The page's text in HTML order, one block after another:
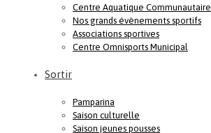
Centre Aquatique Communautaire
Nos grands évènements sportifs
Associations sportives
Centre Omnisports Municipal
Sortir
Pamparina
Saison culturelle
Saison jeunes pousses